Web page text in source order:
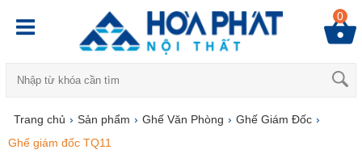
0
Trang chủ › Sản phẩm › Ghế Văn Phòng › Ghế Giám Đốc ›
Ghế giám đốc TQ11